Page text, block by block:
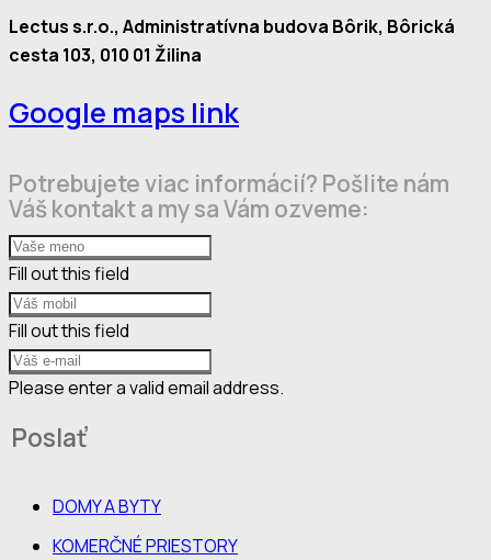
Lectus s.r.o., Administratívna budova Bôrik, Bôrická
cesta 103, 010 01 Žilina
Google maps link
Potrebujete viac informácií? Pošlite nám
Váš kontakt a my sa Vám ozveme:
Fill out this field
Fill out this field
Please enter a valid email address.
Poslať
DOMY A BYTY
KOMERČNÉ PRIESTORY